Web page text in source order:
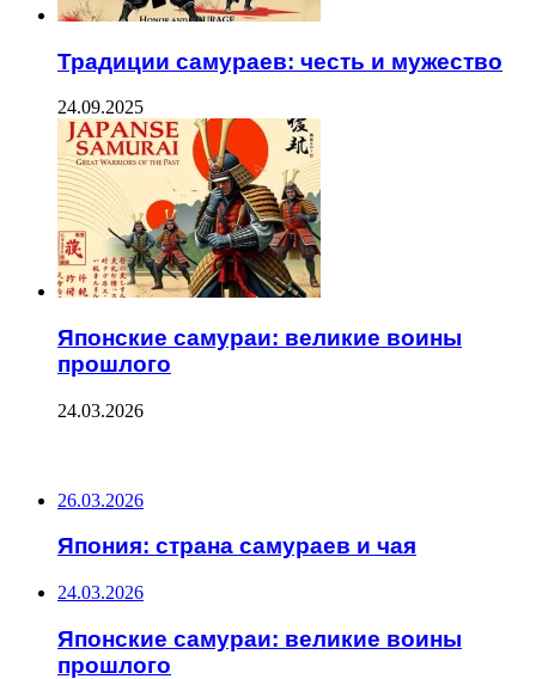
Традиции самураев: честь и мужество
24.09.2025
Японские самураи: великие воины
прошлого
24.03.2026
26.03.2026
Япония: страна самураев и чая
24.03.2026
Японские самураи: великие воины
прошлого